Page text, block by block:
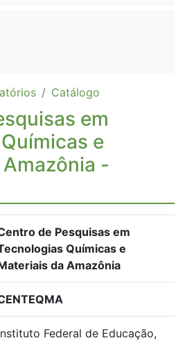
Catálogo
em
e
-
de Pesquisas em
Químicas e
da Amazônia
Federal de Educação,